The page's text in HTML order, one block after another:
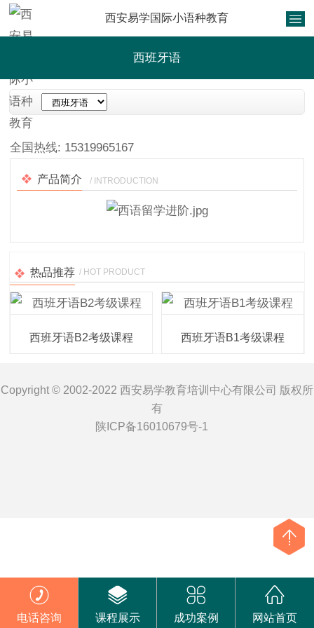
西安易学国际小语种教育
西班牙语
全国热线: 15319965167
产品简介 / INTRODUCTION
热品推荐 / HOT PRODUCT
西班牙语B2考级课程 西班牙语B1考级课程
Copyright © 2002-2022 西安易学教育培训中心有限公司 版权所
有
陕ICP备16010679号-1
电话咨询 课程展示 成功案例 网站首页